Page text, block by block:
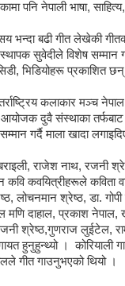
पनि नेपाली भाषा,
भन्दा बढी गीत लेखेकी
सुवेदीले विशेष सम्मान
भिडियोहरू प्रकाशित
कलाकार मञ्च
आयोजक दुवै संस्थाका
गर्दै माला खादा
राजेश नाथ, रजनी
कवि कवयित्रीहरूले
लोचनमान श्रेष्ठ, डा.
मणि दाहाल, प्रकाश नेपाल,
श्रेष्ठ,गुणराज लुईटेल,
हुनुहुन्थ्यो । कोरियाली
गीत गाउनुभएको थियो ।